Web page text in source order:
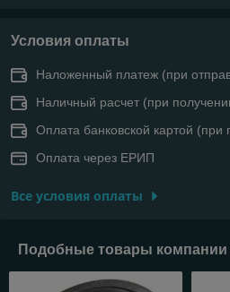
Условия оплаты
Наложенный платеж (при
Наличный расчет (при
Оплата банковской картой (при
Оплата через ЕРИП
Все условия оплаты
Подобные товары компании